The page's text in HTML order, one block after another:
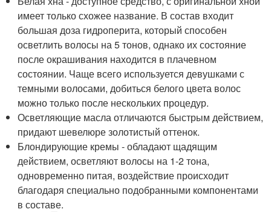
имеет только схожее название. В состав входит
большая доза гидроперита, который способен
осветлить волосы на 5 тонов, однако их состояние
после окрашивания находится в плачевном
состоянии. Чаще всего используется девушками с
темными волосами, добиться белого цвета волос
можно только после нескольких процедур.
Осветляющие масла отличаются быстрым действием,
придают шевелюре золотистый оттенок.
Блондирующие кремы - обладают щадящим
действием, осветляют волосы на 1-2 тона,
одновременно питая, воздействие происходит
благодаря специально подобранными компонентами
в составе.